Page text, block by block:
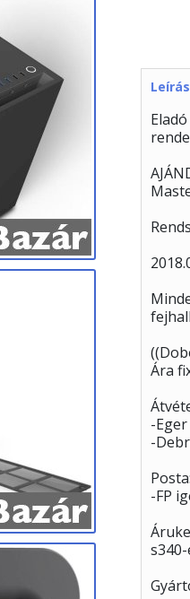
Leírás
Ára
-
-
Posta:
-FP